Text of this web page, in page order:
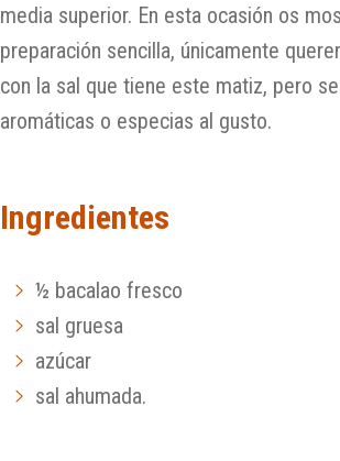
media superior. En esta ocasión os
preparación sencilla, únicamente
con la sal que tiene este matiz, pero
aromáticas o especias al gusto.
Ingredientes
½ bacalao fresco
sal gruesa
azúcar
sal ahumada.